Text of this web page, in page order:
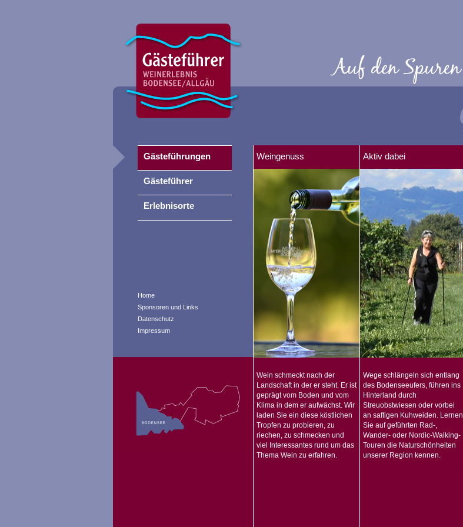
Home
Sponsoren und Links
Datenschutz
Impressum
Weingenuss Aktiv dabei
Wein schmeckt nach der
Landschaft in der er steht. Er ist
geprägt vom Boden und vom
Klima in dem er aufwächst. Wir
laden Sie ein diese köstlichen
Tropfen zu probieren, zu
riechen, zu schmecken und
viel Interessantes rund um das
Thema Wein zu erfahren.
Wege schlängeln sich entlang
des Bodenseeufers, führen ins
Hinterland durch
Streuobstwiesen oder vorbei
an saftigen Kuhweiden. Lernen
Sie auf geführten Rad-,
Wander- oder Nordic-Walking-
Touren die Naturschönheiten
unserer Region kennen.
Gästeführungen
Gästeführer
Erlebnisorte